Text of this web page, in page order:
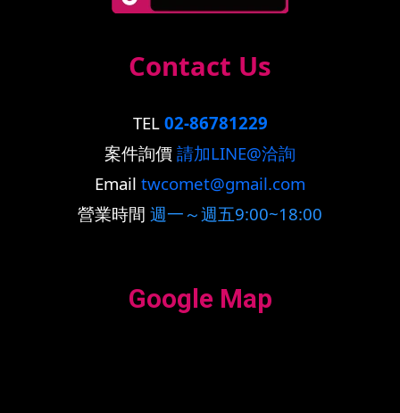
Contact Us
TEL 02-86781229
案件詢價 請加LINE@洽詢
Email twcomet@gmail.com
營業時間 週一～週五9:00~18:00
Google Map